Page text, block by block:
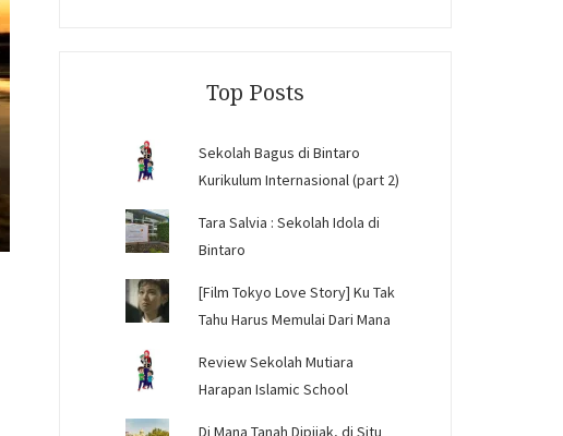
Top Posts
Sekolah Bagus di Bintaro
Kurikulum Internasional (part 2)
Tara Salvia : Sekolah Idola di
Bintaro
[Film Tokyo Love Story] Ku Tak
Tahu Harus Memulai Dari Mana
Review Sekolah Mutiara
Harapan Islamic School
Di Mana Tanah Dipijak, di Situ